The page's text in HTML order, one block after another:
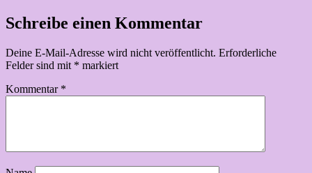
Schreibe einen Kommentar
Deine E-Mail-Adresse wird nicht veröffentlicht. Erforderliche
Felder sind mit * markiert
Kommentar *